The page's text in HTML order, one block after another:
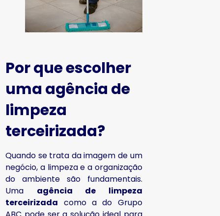
Por que escolher
uma agência de
limpeza
terceirizada?
Quando se trata da imagem de um
negócio, a limpeza e a organização
do ambiente são fundamentais.
Uma agência de limpeza
terceirizada como a do Grupo